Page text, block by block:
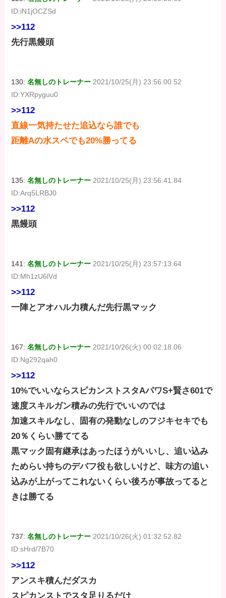
ID:iN1jOCZSd
>>112
先行黒饅頭
130:名無しのトレーナー 2021/10/25(月) 23:56:00.52
ID:YXRpyguu0
>>112
直線一気持たせた追込なら誰でも
距離Aの水スペでも20%勝ってる
135:名無しのトレーナー 2021/10/25(月) 23:56:41.84
ID:Arq5LRBJ0
>>112
黒饅頭
141:名無しのトレーナー 2021/10/25(月) 23:57:13.64
ID:Mh1zU6lVd
>>112
一陣とアオハル力積んだ先行黒マック
167:名無しのトレーナー 2021/10/26(火) 00:02:18.06
ID:Ng292qah0
>>112
10%でいいならスピカンストスタAパワS+賢さ601で
速度スキルガン積みの先行でいいのでは
加速スキルなし、固有の発動なしのフジキセキでも
20％くらい勝ててる
黒マック固有継承はあったほうがいいし、追い込み
ためらい持ちのデバフ役も欲しいけど、味方の追い
込みが上がってこれないくらい後ろが事故ってると
きは勝てる
737:名無しのトレーナー 2021/10/26(火) 01:32:52.82
ID:sHrd/7B70
>>112
アンスキ積んだダスカ
スピカンストでスタ足りるだけ